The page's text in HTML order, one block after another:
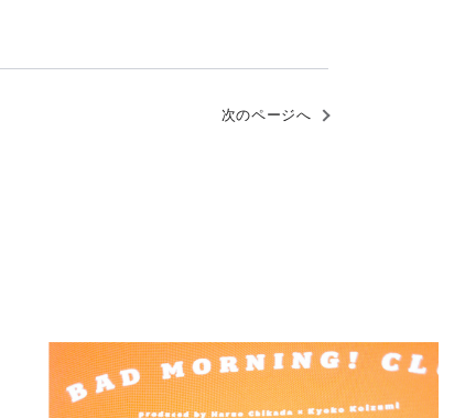
次のページへ